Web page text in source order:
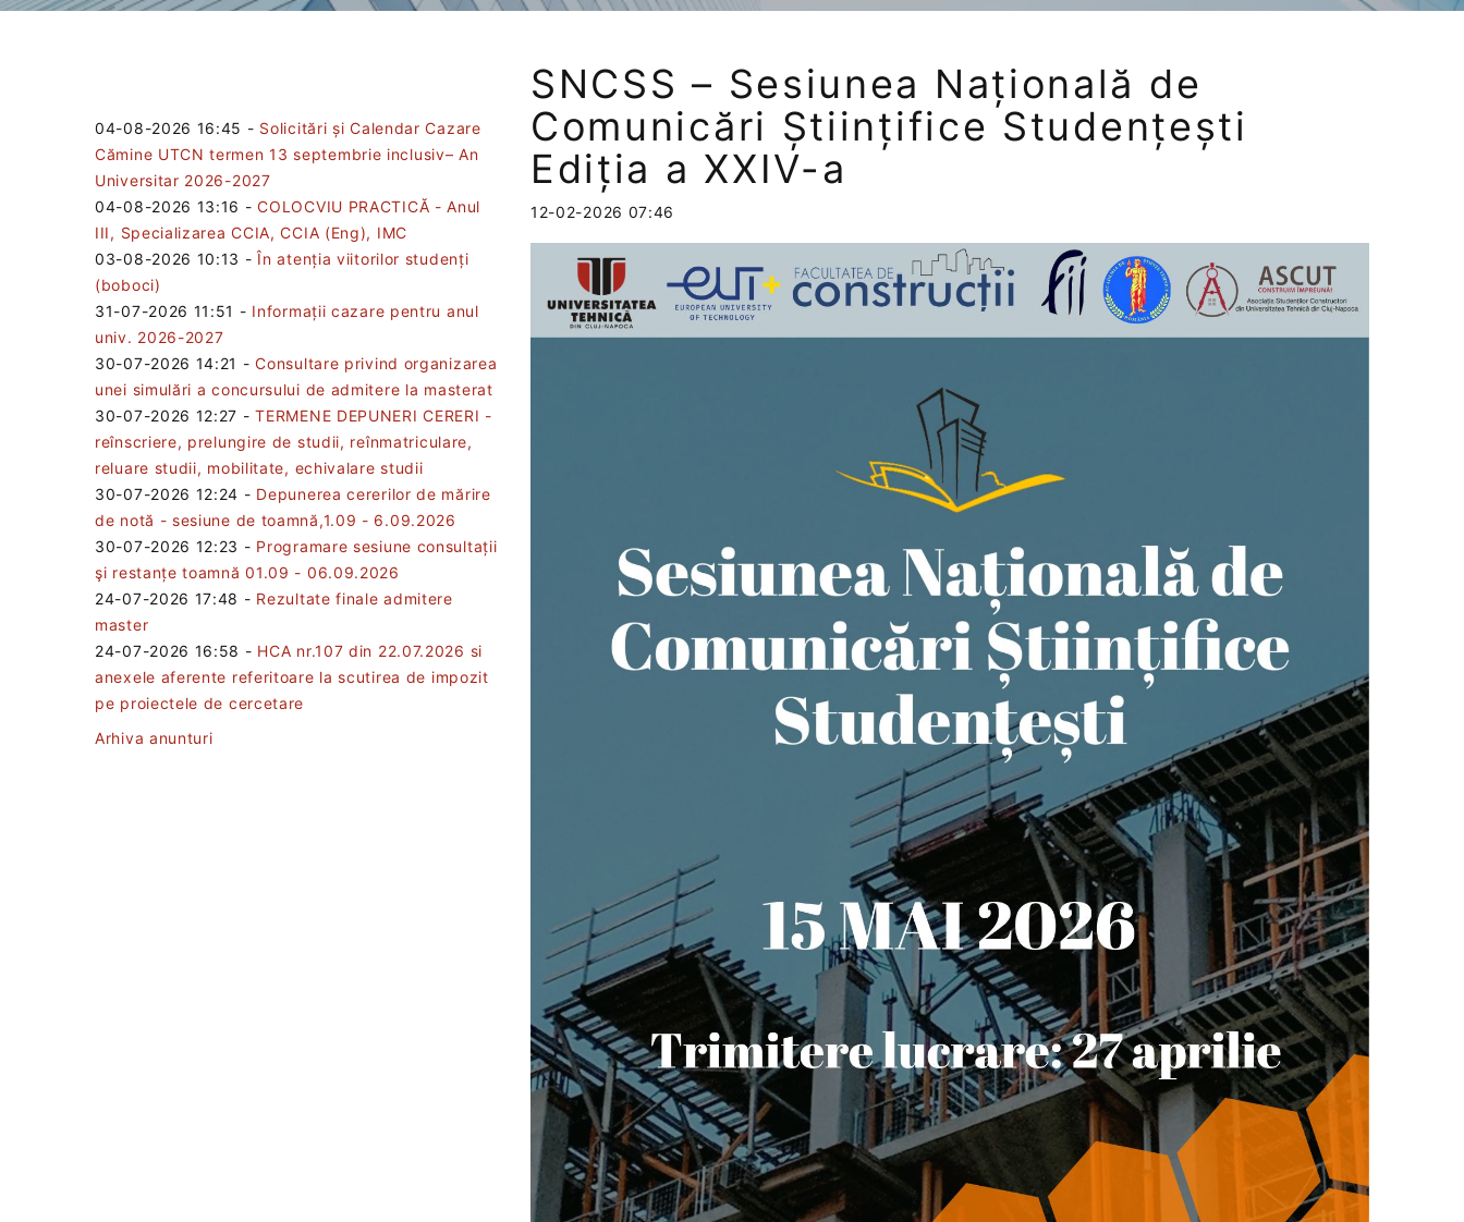
04-08-2026 16:45 - Solicitări și Calendar Cazare
Cămine UTCN termen 13 septembrie inclusiv– An
Universitar 2026-2027
04-08-2026 13:16 -COLOCVIU PRACTICĂ - Anul
III, Specializarea CCIA, CCIA (Eng), IMC
03-08-2026 10:13 -În atenția viitorilor studenți
(boboci)
31-07-2026 11:51 - Informații cazare pentru anul
univ. 2026-2027
30-07-2026 14:21 -Consultare privind organizarea
unei simulări a concursului de admitere la masterat
30-07-2026 12:27 -TERMENE DEPUNERI CERERI -
reînscriere, prelungire de studii, reînmatriculare,
reluare studii, mobilitate, echivalare studii
30-07-2026 12:24 - Depunerea cererilor de mărire
de notă - sesiune de toamnă,1.09 - 6.09.2026
30-07-2026 12:23 - Programare sesiune consultații
şi restanțe toamnă 01.09 - 06.09.2026
24-07-2026 17:48 - Rezultate finale admitere
master
24-07-2026 16:58 - HCA nr.107 din 22.07.2026 si
anexele aferente referitoare la scutirea de impozit
pe proiectele de cercetare
Arhiva anunturi
SNCSS – Sesiunea Națională de
Comunicări Științifice Studențești
Ediția a XXIV-a
12-02-2026 07:46